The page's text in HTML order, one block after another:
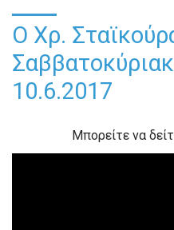
Ο Χρ.
10.6.2017
Μπορείτε να